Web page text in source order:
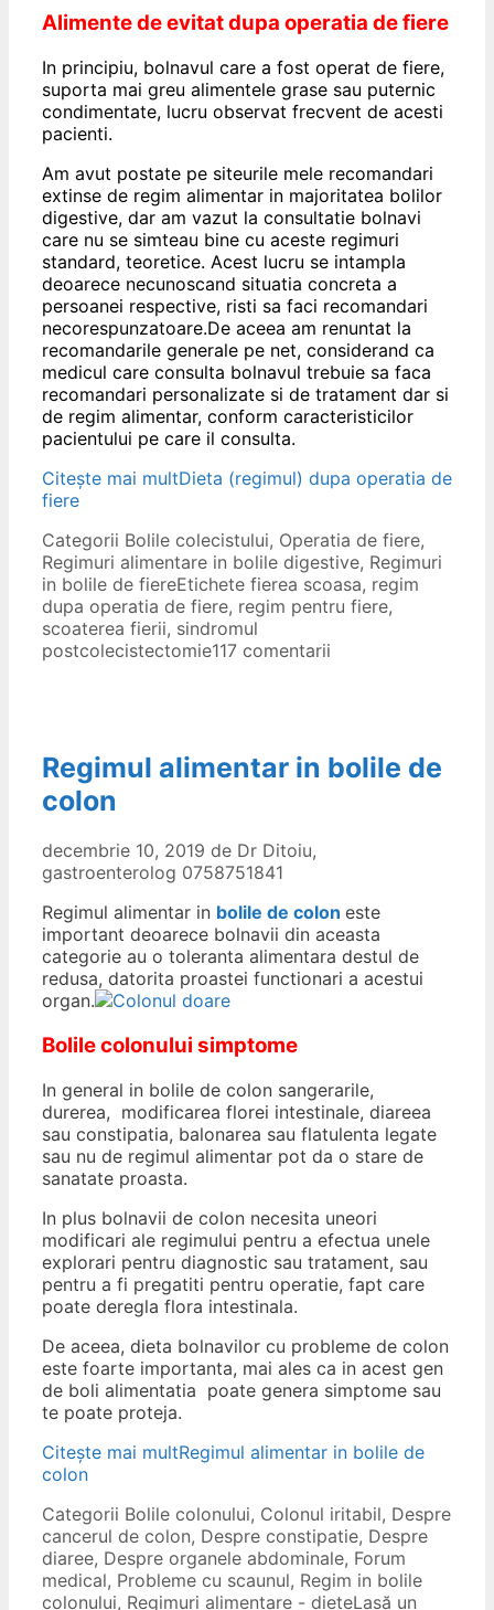
Alimente de evitat dupa operatia de fiere
In principiu, bolnavul care a fost operat de fiere,
suporta mai greu alimentele grase sau puternic
condimentate, lucru observat frecvent de acesti
pacienti.
Am avut postate pe siteurile mele recomandari
extinse de regim alimentar in majoritatea bolilor
digestive, dar am vazut la consultatie bolnavi
care nu se simteau bine cu aceste regimuri
standard, teoretice. Acest lucru se intampla
deoarece necunoscand situatia concreta a
persoanei respective, risti sa faci recomandari
necorespunzatoare.De aceea am renuntat la
recomandarile generale pe net, considerand ca
medicul care consulta bolnavul trebuie sa faca
recomandari personalizate si de tratament dar si
de regim alimentar, conform caracteristicilor
pacientului pe care il consulta.
Citește mai multDieta (regimul) dupa operatia de
fiere
Categorii Bolile colecistului, Operatia de fiere,
Regimuri alimentare in bolile digestive, Regimuri
in bolile de fiereEtichete fierea scoasa, regim
dupa operatia de fiere, regim pentru fiere,
scoaterea fierii, sindromul
postcolecistectomie117 comentarii
Regimul alimentar in bolile de
colon
decembrie 10, 2019 de Dr Ditoiu,
gastroenterolog 0758751841
Regimul alimentar in bolile de colon este
important deoarece bolnavii din aceasta
categorie au o toleranta alimentara destul de
redusa, datorita proastei functionari a acestui
organ.
Bolile colonului simptome
In general in bolile de colon sangerarile,
durerea, modificarea florei intestinale, diareea
sau constipatia, balonarea sau flatulenta legate
sau nu de regimul alimentar pot da o stare de
sanatate proasta.
In plus bolnavii de colon necesita uneori
modificari ale regimului pentru a efectua unele
explorari pentru diagnostic sau tratament, sau
pentru a fi pregatiti pentru operatie, fapt care
poate deregla flora intestinala.
De aceea, dieta bolnavilor cu probleme de colon
este foarte importanta, mai ales ca in acest gen
de boli alimentatia poate genera simptome sau
te poate proteja.
Citește mai multRegimul alimentar in bolile de
colon
Categorii Bolile colonului, Colonul iritabil, Despre
cancerul de colon, Despre constipatie, Despre
diaree, Despre organele abdominale, Forum
medical, Probleme cu scaunul, Regim in bolile
colonului, Regimuri alimentare - dieteLasă un